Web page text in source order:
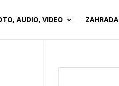
AUDIO, VIDEO ZAHRADA